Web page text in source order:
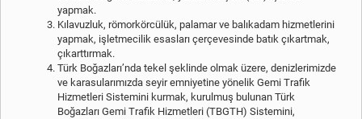
yapmak.
Kılavuzluk, römorkörcülük, palamar ve balıkadam hizmetlerini
yapmak, işletmecilik esasları çerçevesinde batık çıkartmak,
çıkarttırmak.
Türk Boğazları’nda tekel şeklinde olmak üzere, denizlerimizde
ve karasularımızda seyir emniyetine yönelik Gemi Trafik
Hizmetleri Sistemini kurmak, kurulmuş bulunan Türk
Boğazları Gemi Trafik Hizmetleri (TBGTH) Sistemini,